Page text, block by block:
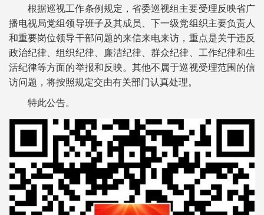
根据巡视工作条例规定，省委巡视组主要受理反映省广
播电视局党组领导班子及其成员、下一级党组织主要负责人
和重要岗位领导干部问题的来信来电来访，重点是关于违反
政治纪律、组织纪律、廉洁纪律、群众纪律、工作纪律和生
活纪律等方面的举报和反映。其他不属于巡视受理范围的信
访问题，将按照规定交由有关部门认真处理。
特此公告。